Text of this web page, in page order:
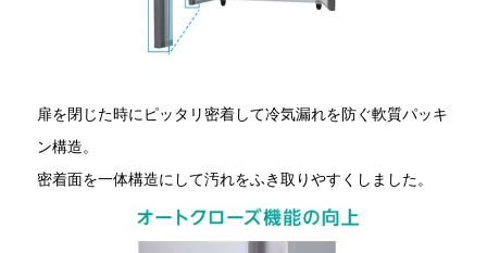
扉を閉じた時にピッタリ密着して冷気漏れを防ぐ軟質パッキ
ン構造。
密着面を一体構造にして汚れをふき取りやすくしました。